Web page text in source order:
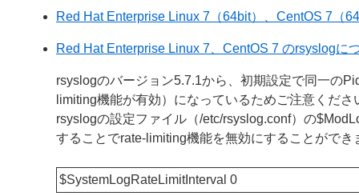
Red Hat Enterprise Linux 7（64bit）、CentOS 7（
Red Hat Enterprise Linux 7、CentOS 7 のrsyslogに
rsyslogのバージョン5.7.1から、初期設定で同一の
limiting機能が有効）になっているためご注意くださ
rsyslogの設定ファイル（/etc/rsyslog.conf）の
することでrate-limiting機能を無効にすることができ
$SystemLogRateLimitInterval 0